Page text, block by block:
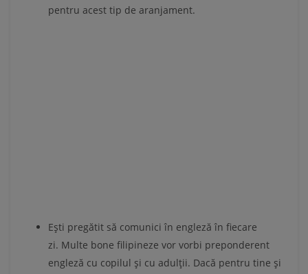
pentru acest tip de aranjament.
Ești pregătit să comunici în engleză în fiecare
zi. Multe bone filipineze vor vorbi preponderent
engleză cu copilul și cu adulții. Dacă pentru tine și